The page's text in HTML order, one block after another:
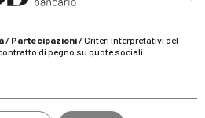
sanzionatorio del TUF
/ Partecipazioni/Criteri interpretativi del
di pegno su quote sociali